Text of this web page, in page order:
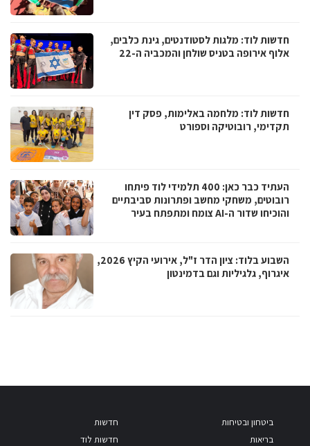
חדשות לוד: מלגות לסטודנטים, גינת כלבים,
אלוף אירופה בטניס שולחן והמכביה ה-22
חדשות לוד: מלחמה באלימות, פסק דין
תקדימי, רובוטיקה וספורט
העתיד כבר כאן: 400 תלמידי לוד פיתחו
רובוטים, משחקי מחשב ופתרונות סביבתיים
והוכיחו שדור ה-AI צומח ומתפתח בעיר
השבוע בלוד: ציון הדר ז"ל, אירועי הקיץ 2026,
איגרוף, גלגיליות וגם בדמינטון
ביטחון ובטיחות
בריאות
חדשות
חדשות לוד